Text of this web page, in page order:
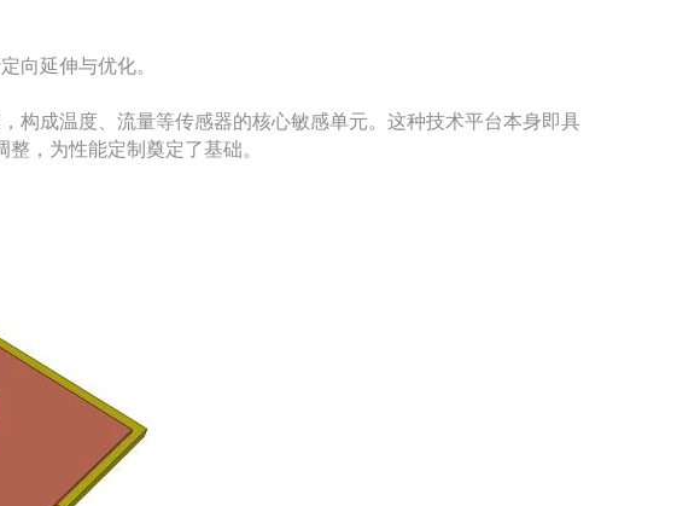
向延伸与优化。
构成温度、流量等传感器的核心敏感单元。这种技术平台本身即具
，为性能定制奠定了基础。